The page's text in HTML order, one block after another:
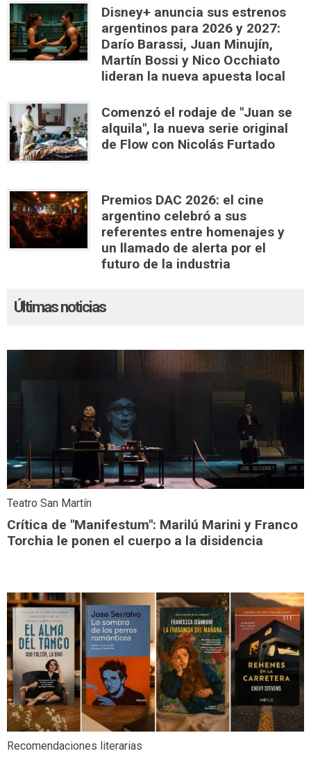
Disney+ anuncia sus estrenos
argentinos para 2026 y 2027:
Darío Barassi, Juan Minujín,
Martín Bossi y Nico Occhiato
lideran la nueva apuesta local
Comenzó el rodaje de "Juan se
alquila", la nueva serie original
de Flow con Nicolás Furtado
Premios DAC 2026: el cine
argentino celebró a sus
referentes entre homenajes y
un llamado de alerta por el
futuro de la industria
Últimas noticias
Teatro San Martín
Crítica de "Manifestum": Marilú Marini y Franco
Torchia le ponen el cuerpo a la disidencia
Recomendaciones literarias